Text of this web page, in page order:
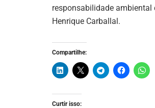
responsabilidade ambiental
Henrique Carballal.
Compartilhe:
Curtir isso: